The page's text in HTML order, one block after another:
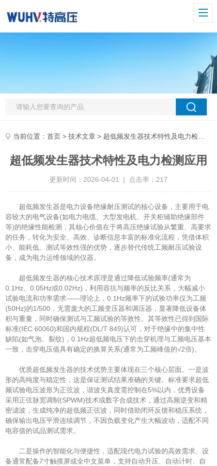
当前位置：首页 >技术文章 > 超低频发生器技术特性及电力检测应用
超低频发生器技术特性及电力检测应用
更新时间：2026-04-01 | 点击率：217
超低频发生器是电力设备绝缘耐压测试的核心设备，主要用于电
容较大的电气设备(如电力电缆、大型发电机、开关柜辅助绝缘部件
等)的绝缘性能检测，其核心价值在于将高压绝缘试验从繁重、高要求
的任务，转化为安全、高效、诊断信息丰富的标准化流程，凭借体积
小、能耗低、测试等效性强的优势，逐步替代传统工频耐压试验设
备，成为电力运维领域的仪器。
超低频发生器的核心技术原理是通过降低试验频率(通常为
0.1Hz、0.05Hz或0.02Hz)，利用容抗与频率的反比关系，大幅减小
试验电流和功率需求——理论上，0.1Hz频率下的试验功率仅为工频
(50Hz)的1/500，无需庞大的工频变压器和调压器，显著降低设备体
积与重量，同时确保测试与工频试验的等效性。其等效性已得到国际
标准(IEC 60060)和国内规程(DL/T 849)认可，对于绝缘中的集中性
缺陷(如气泡、裂纹)，0.1Hz超低频电压下的击穿机理与工频电压基本
一致，击穿电压值具有确定的换算关系(通常为工频峰值的√2倍)。
优质超低频发生器的技术优势主要体现在三个核心层面。一是波
形的高纯度与稳定性，这是保证测试结果准确的关键。标准要求超低
频试验电压波形为正弦波，谐波失真度需控制在5%以内，优秀设备
采用正弦脉宽调制(SPWM)技术或数字合成技术，通过高频逆变和精
密滤波，生成纯净的超低频正弦波，同时借助闭环反馈和稳压系统，
确保输出电压平滑连续调节，不因负载变化产生大幅波动，适配不同
电容值的试品测试需求。
二是操作的智能化与便捷性，适配现代电力试验的高效需求。设
备通常配备7寸触摸屏或全中文菜单，支持自动升压、自动计时、自